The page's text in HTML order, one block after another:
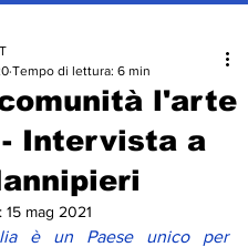
l'arte
Intervista a
Tempo di lettura: 6 min
15 mag 2021
è un Paese unico per